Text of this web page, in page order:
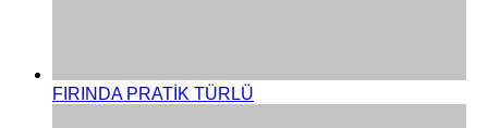
FIRINDA PRATİK TÜRLÜ